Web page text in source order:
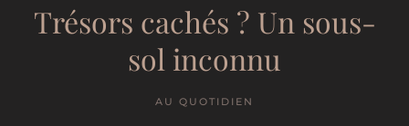
Trésors cachés ? Un sous-
sol inconnu
AU QUOTIDIEN